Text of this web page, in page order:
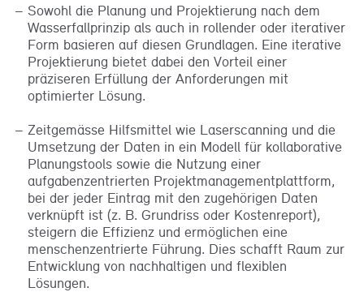
Sowohl die Planung und Projektierung nach dem
Wasserfallprinzip als auch in rollender oder iterativer
Form basieren auf diesen Grundlagen. Eine iterative
Projektierung bietet dabei den Vorteil einer
präziseren Erfüllung der Anforderungen mit
optimierter Lösung.
Zeitgemässe Hilfsmittel wie Laserscanning und die
Umsetzung der Daten in ein Modell für kollaborative
Planungstools sowie die Nutzung einer
aufgabenzentrierten Projektmanagementplattform,
bei der jeder Eintrag mit den zugehörigen Daten
verknüpft ist (z. B. Grundriss oder Kostenreport),
steigern die Effizienz und ermöglichen eine
menschenzentrierte Führung. Dies schafft Raum zur
Entwicklung von nachhaltigen und flexiblen
Lösungen.